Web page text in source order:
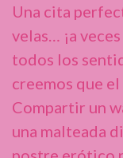
Una cita
velas… ¡a
todos los
creemos que
Compartir un
una malteada